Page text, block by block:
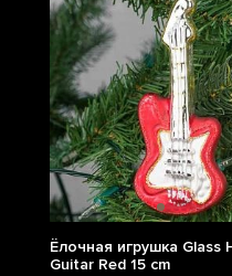
Ёлочная игрушка Glass
Guitar Red 15 cm